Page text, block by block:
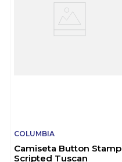
COLUMBIA
Camiseta Button Stamp
Scripted Tuscan